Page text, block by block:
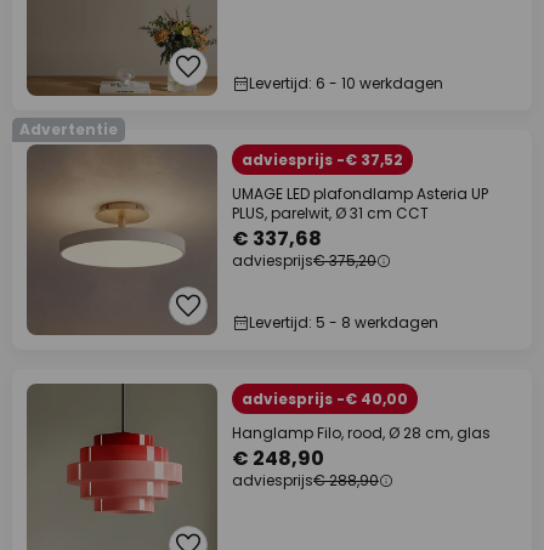
Levertijd: 6 - 10 werkdagen
Advertentie
adviesprijs -€ 37,52
UMAGE LED plafondlamp Asteria UP
PLUS, parelwit, Ø 31 cm CCT
€ 337,68
adviesprijs€ 375,20
Levertijd: 5 - 8 werkdagen
adviesprijs -€ 40,00
Hanglamp Filo, rood, Ø 28 cm, glas
€ 248,90
adviesprijs€ 288,90